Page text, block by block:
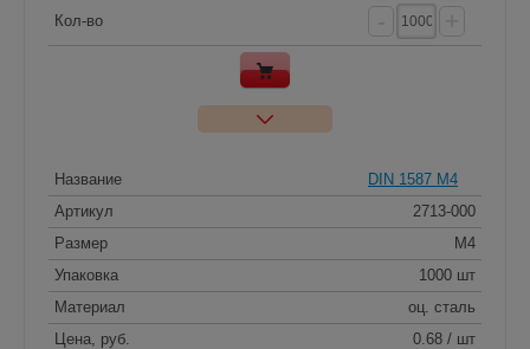
Кол-во
Название
DIN 1587 M4
Артикул
2713-000
Размер
M4
Упаковка
1000 шт
Материал
оц. сталь
Цена, руб.
0.68 / шт